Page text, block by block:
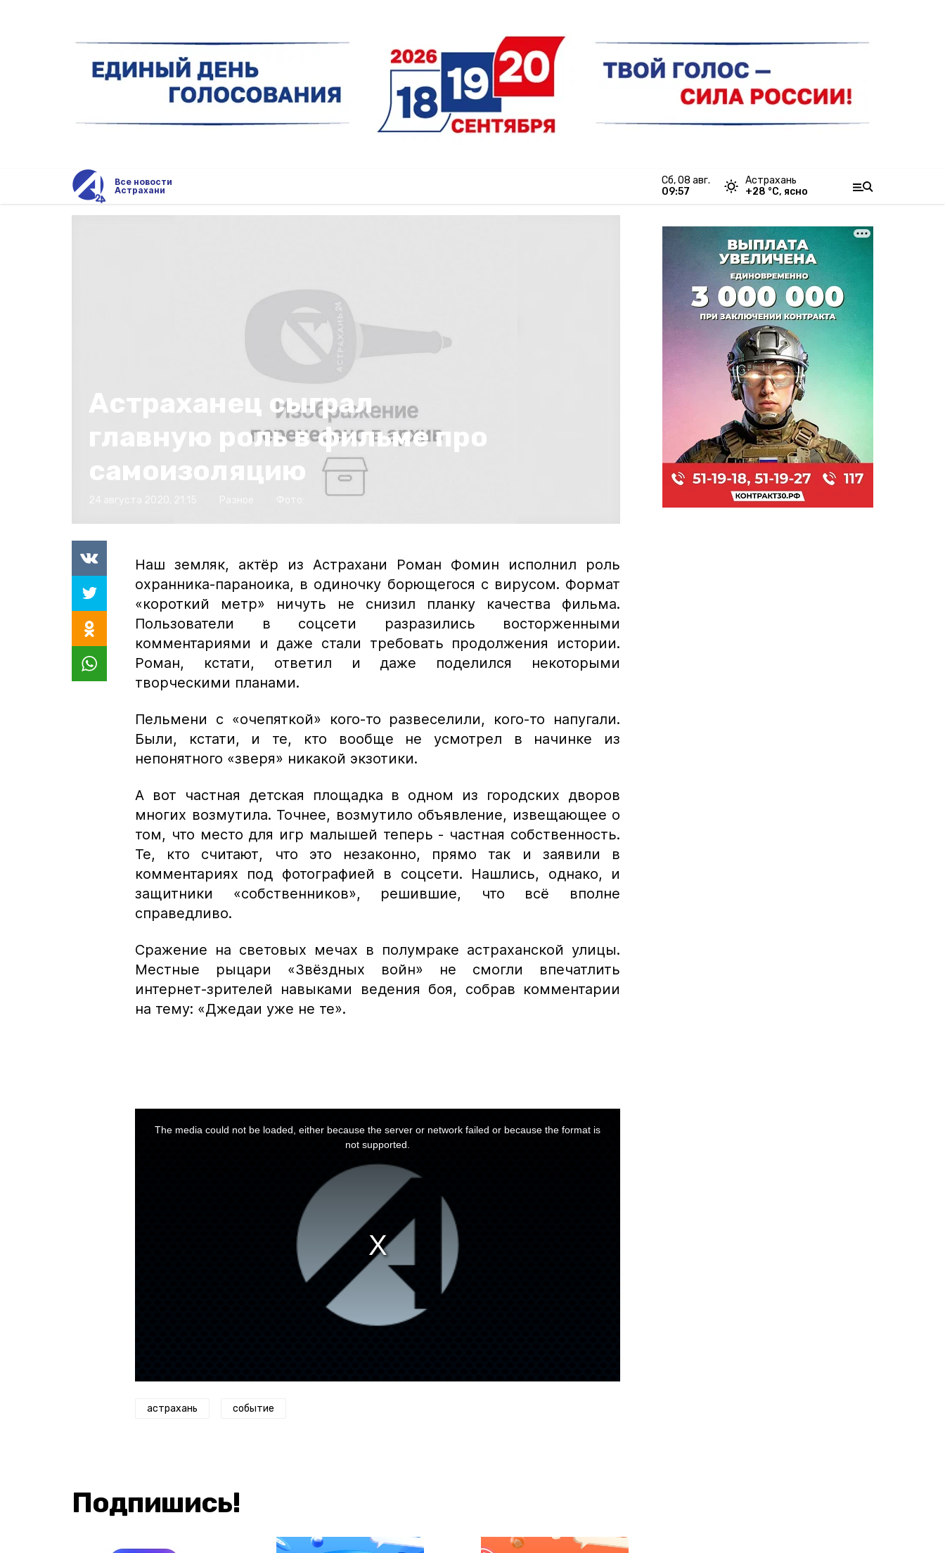
Все новости
Астрахани
сб, 08 авг.
09:57
Астрахань
+28 °С, ясно
Астраханец сыграл
главную роль в фильме про
самоизоляцию
Наш земляк, актёр из Астрахани Роман Фомин исполнил роль
охранника-параноика, в одиночку борющегося с вирусом. Формат
«короткий метр» ничуть не снизил планку качества фильма.
Пользователи в соцсети разразились восторженными
комментариями и даже стали требовать продолжения истории.
Роман, кстати, ответил и даже поделился некоторыми
творческими планами.
Пельмени с «очепяткой» кого-то развеселили, кого-то напугали.
Были, кстати, и те, кто вообще не усмотрел в начинке из
непонятного «зверя» никакой экзотики.
А вот частная детская площадка в одном из городских дворов
многих возмутила. Точнее, возмутило объявление, извещающее о
том, что место для игр малышей теперь - частная собственность.
Те, кто считают, что это незаконно, прямо так и заявили в
комментариях под фотографией в соцсети. Нашлись, однако, и
защитники «собственников», решившие, что всё вполне
справедливо.
Сражение на световых мечах в полумраке астраханской улицы.
Местные рыцари «Звёздных войн» не смогли впечатлить
интернет-зрителей навыками ведения боя, собрав комментарии
на тему: «Джедаи уже не те».
The media could not be loaded, either because the server or network failed or because the format is
not supported.
астрахань событие
Подпишись!